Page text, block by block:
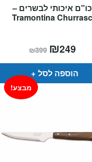
איכותי לבשרים –
Tramontina
₪399 המחיר
המקורי
היה:
₪399.
₪249
הוספה לסל
מבצע!